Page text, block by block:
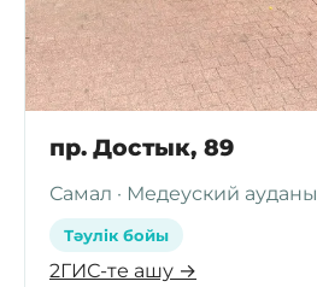
пр. Достык, 89
Самал · Медеуский ауданы
Тәулік бойы
2ГИС-те ашу →